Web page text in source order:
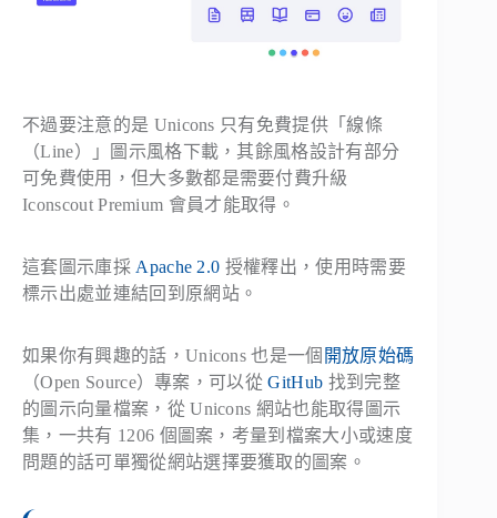
不過要注意的是 Unicons 只有免費提供「線條
（Line）」圖示風格下載，其餘風格設計有部分
可免費使用，但大多數都是需要付費升級
Iconscout Premium 會員才能取得。
這套圖示庫採 Apache 2.0 授權釋出，使用時需要
標示出處並連結回到原網站。
如果你有興趣的話，Unicons 也是一個 開放原始碼
（Open Source）專案，可以從GitHub 找到完整
的圖示向量檔案，從 Unicons 網站也能取得圖示
集，一共有 1206 個圖案，考量到檔案大小或速度
問題的話可單獨從網站選擇要獲取的圖案。